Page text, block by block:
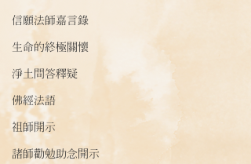
信願法師嘉言錄
生命的終極關懷
淨土問答釋疑
佛經法語
祖師開示
諸師勸勉助念開示